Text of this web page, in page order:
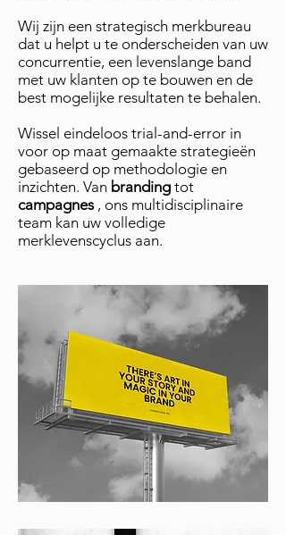
Wij zijn een strategisch merkbureau
dat u helpt u te onderscheiden van uw
concurrentie, een levenslange band
met uw klanten op te bouwen en de
best mogelijke resultaten te behalen.
Wissel eindeloos trial-and-error in
voor op maat gemaakte strategieën
gebaseerd op methodologie en
inzichten. Van branding tot
campagnes, ons multidisciplinaire
team kan uw volledige
merklevenscyclus aan.